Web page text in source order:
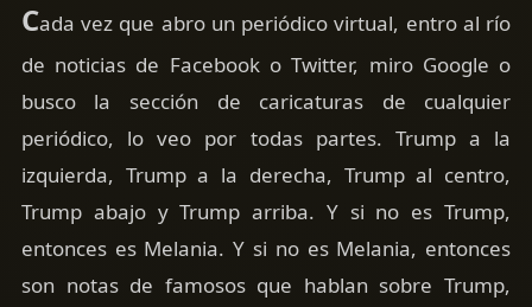
Cada vez que abro un periódico virtual, entro al río
de noticias de Facebook o Twitter, miro Google o
busco la sección de caricaturas de cualquier
periódico, lo veo por todas partes. Trump a la
izquierda, Trump a la derecha, Trump al centro,
Trump abajo y Trump arriba. Y si no es Trump,
entonces es Melania. Y si no es Melania, entonces
son notas de famosos que hablan sobre Trump,